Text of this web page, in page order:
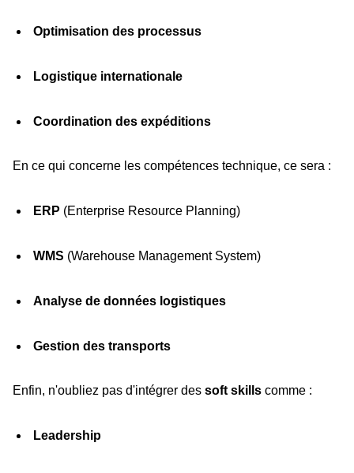
Optimisation des processus
Logistique internationale
Coordination des expéditions
En ce qui concerne les compétences technique, ce sera :
ERP (Enterprise Resource Planning)
WMS (Warehouse Management System)
Analyse de données logistiques
Gestion des transports
Enfin, n'oubliez pas d'intégrer des soft skills comme :
Leadership